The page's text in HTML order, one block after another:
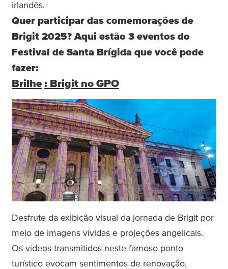
irlandês.
Quer participar das comemorações de
Brigit 2025? Aqui estão 3 eventos do
Festival de Santa Brígida que você pode
fazer:
Brilhe : Brigit no GPO
Desfrute da exibição visual da jornada de Brigit por
meio de imagens vívidas e projeções angelicais.
Os vídeos transmitidos neste famoso ponto
turístico evocam sentimentos de renovação,